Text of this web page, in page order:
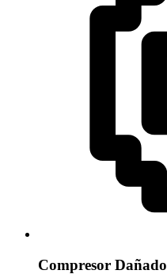
Compresor Dañado